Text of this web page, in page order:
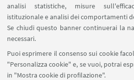
analisi statistiche, misure
istituzionale e analisi dei comportamenti
Se chiudi questo banner continuerai la
necessari.
Puoi esprimere il consenso sui cookie
"Personalizza cookie" e, se vuoi, potrai
in "Mostra cookie di profilazione".
IN EVIDENZA
Pagina di Stefano Medas su
Sito web di Stefano Medas
Locandina_Stefano Medas
[